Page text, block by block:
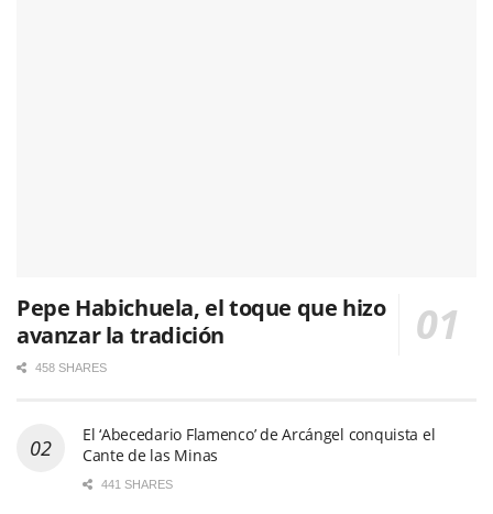
Pepe Habichuela, el toque que hizo
avanzar la tradición
458 SHARES
El ‘Abecedario Flamenco’ de Arcángel conquista el
Cante de las Minas
441 SHARES